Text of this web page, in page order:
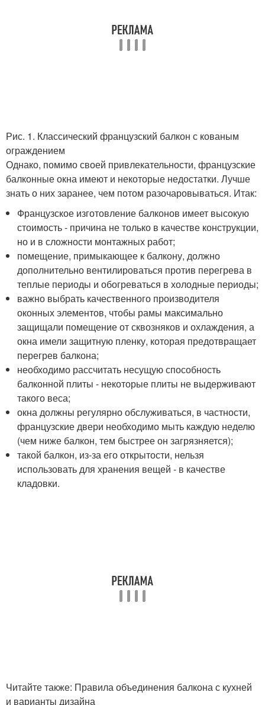
Рис. 1. Классический французский балкон с кованым
ограждением
Однако, помимо своей привлекательности, французские
балконные окна имеют и некоторые недостатки. Лучше
знать о них заранее, чем потом разочаровываться. Итак:
Французское изготовление балконов имеет высокую
стоимость - причина не только в качестве конструкции,
но и в сложности монтажных работ;
помещение, примыкающее к балкону, должно
дополнительно вентилироваться против перегрева в
теплые периоды и обогреваться в холодные периоды;
важно выбрать качественного производителя
оконных элементов, чтобы рамы максимально
защищали помещение от сквозняков и охлаждения, а
окна имели защитную пленку, которая предотвращает
перегрев балкона;
необходимо рассчитать несущую способность
балконной плиты - некоторые плиты не выдерживают
такого веса;
окна должны регулярно обслуживаться, в частности,
французские двери необходимо мыть каждую неделю
(чем ниже балкон, тем быстрее он загрязняется);
такой балкон, из-за его открытости, нельзя
использовать для хранения вещей - в качестве
кладовки.
Читайте также: Правила объединения балкона с кухней
и варианты дизайна